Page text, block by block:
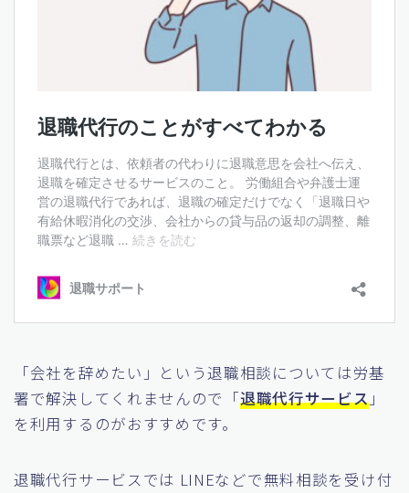
「会社を辞めたい」という退職相談については労基
署で解決してくれませんので「退職代行サービス 」
を利用するのがおすすめです。
退職代行サービスでは LINEなどで無料相談を受け付